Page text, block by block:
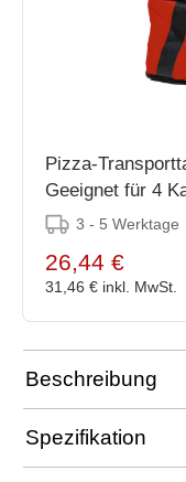
Pizza-
Geeignet für 4
3 - 5 Werktage
26,44 €
31,46 € inkl. MwSt.
Beschreibung
Spezifikation